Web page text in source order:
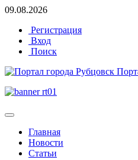
09.08.2026
Регистрация
Вход
Поиск
Главная
Новости
Статьи